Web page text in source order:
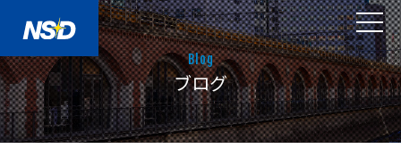
Blog
ブログ